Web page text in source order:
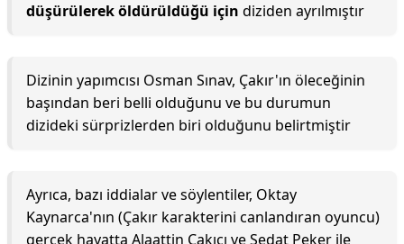
düşürülerek öldürüldüğü için diziden ayrılmıştır
Dizinin yapımcısı Osman Sınav, Çakır'ın öleceğinin
başından beri belli olduğunu ve bu durumun
dizideki sürprizlerden biri olduğunu belirtmiştir
Ayrıca, bazı iddialar ve söylentiler, Oktay
Kaynarca'nın (Çakır karakterini canlandıran oyuncu)
gerçek hayatta Alaattin Çakıcı ve Sedat Peker ile